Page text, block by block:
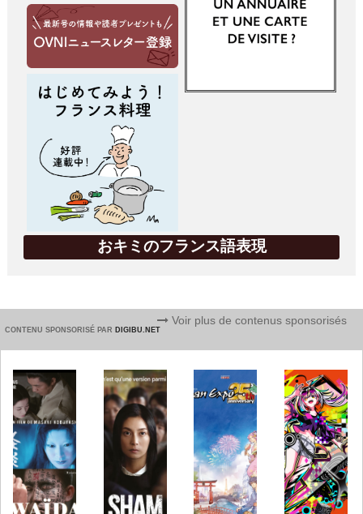
おキミのフランス語表現
CONTENU SPONSORISÉ PAR DIGIBU.NET
Voir plus de contenus sponsorisés